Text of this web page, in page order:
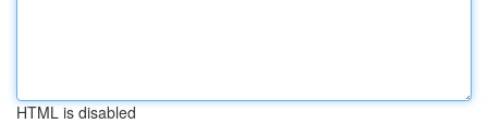
HTML is disabled